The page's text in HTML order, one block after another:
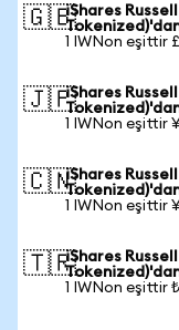
🇬🇧iShares
1 IWNon eşittir
🇯🇵iShares
1 IWNon eşittir
🇨🇳iShares
1 IWNon eşittir
🇹🇷iShares
1 IWNon eşittir